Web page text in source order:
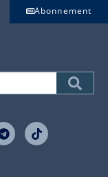
Abonnement